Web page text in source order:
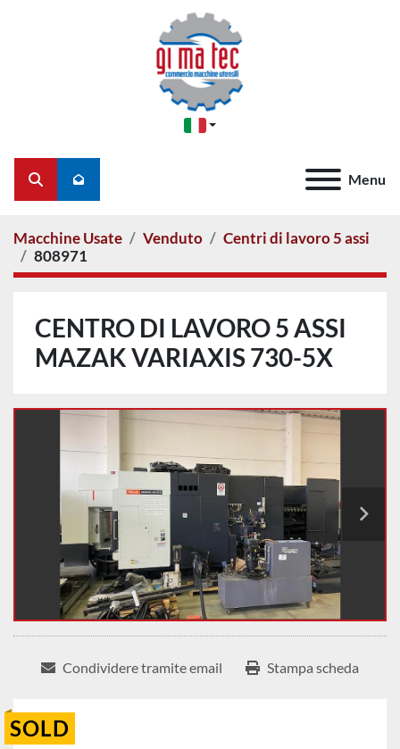
Menu
Cerca
Macchine Usate Venduto
Centri di lavoro 5 assi
808971
CENTRO DI LAVORO 5 ASSI
MAZAK VARIAXIS 730-5X
Condividere tramite email Stampa scheda
SOLD